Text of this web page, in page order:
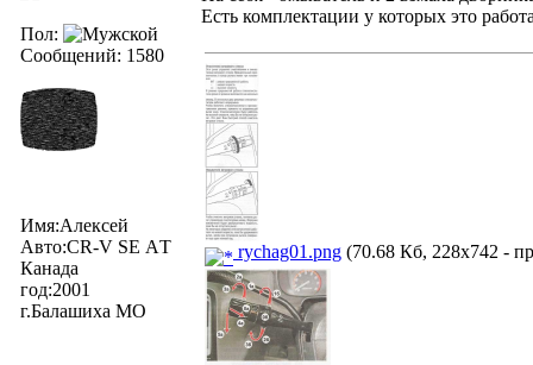
Пол:
Сообщений: 1580
Имя:Алексей
Авто:CR-V SE АT
Канада
год:2001
г.Балашиха МО
Есть комплектации у которых это
rychag01.png (70.68 Кб, 228x742 -